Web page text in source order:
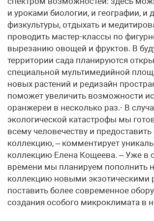
и уроками биологии, и географии, и
физкультуры, отдыхать и
проводить мастер-классы по
вырезанию овощей и фруктов. В
территории сада планируются
специальной мультимедийной
новых растений и редизайн
поможет увеличить возможности
оранжереи в несколько раз.- В
экологической катастрофы мы
всему человечеству и
коллекцию, – комментирует
коллекцию Елена Кощеева. – Уже в
времени мы планируем пополнить
коллекцию новыми экзотическими
поставить более современное
создания особого микроклимата в